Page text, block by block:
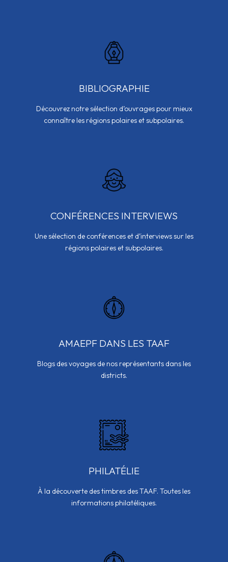
BIBLIOGRAPHIE
Découvrez notre sélection d’ouvrages pour mieux
connaître les régions polaires et subpolaires.
CONFÉRENCES INTERVIEWS
Une sélection de conférences et d’interviews sur les
régions polaires et subpolaires.
AMAEPF DANS LES TAAF
Blogs des voyages de nos représentants dans les
districts.
PHILATÉLIE
À la découverte des timbres des TAAF. Toutes les
informations philatéliques.